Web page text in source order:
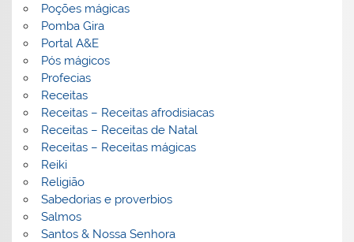
Poções mágicas
Pomba Gira
Portal A&E
Pós mágicos
Profecias
Receitas
Receitas – Receitas afrodisiacas
Receitas – Receitas de Natal
Receitas – Receitas mágicas
Reiki
Religião
Sabedorias e proverbios
Salmos
Santos & Nossa Senhora